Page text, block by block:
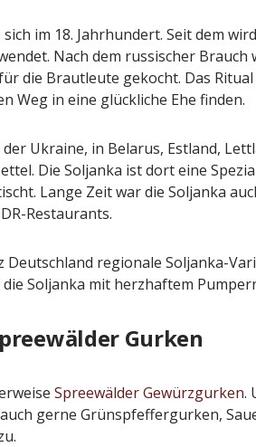
im 18. Jahrhundert. Seit dem
Nach dem russischer Brauch
die Brautleute gekocht. Das
Weg in eine glückliche Ehe finden.
Ukraine, in Belarus, Estland,
Die Soljanka ist dort eine
Lange Zeit war die Soljanka
Restaurants.
Deutschland regionale Soljanka-
Soljanka mit herzhaftem
Gurken
Spreewälder Gewürzgurken.
gerne Grünspfeffergurken,